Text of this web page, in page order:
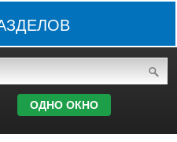
ОДНО ОКНО